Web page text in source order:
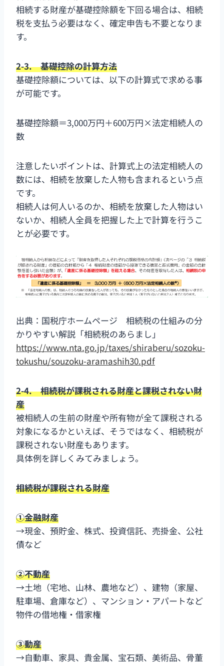
相続する財産が基礎控除額を下回る場合は、相続
税を支払う必要はなく、確定申告も不要となりま
す。
2-3. 基礎控除の計算方法
基礎控除額については、以下の計算式で求める事
が可能です。
基礎控除額＝3,000万円＋600万円×法定相続人の
数
注意したいポイントは、計算式上の法定相続人の
数には、相続を放棄した人物も含まれるという点
です。
相続人は何人いるのか、相続を放棄した人物はい
ないか、相続人全員を把握した上で計算を行うこ
とが必要です。
出典：国税庁ホームページ 相続税の仕組みの分
かりやすい解説「相続税のあらまし」
https://www.nta.go.jp/taxes/shiraberu/sozoku-
tokushu/souzoku-aramashih30.pdf
2-4. 相続税が課税される財産と課税されない財
産
被相続人の生前の財産や所有物が全て課税される
対象になるかといえば、そうではなく、相続税が
課税されない財産もあります。
具体例を詳しくみてみましょう。
相続税が課税される財産
①金融財産
→現金、預貯金、株式、投資信託、売掛金、公社
債など
②不動産
→土地（宅地、山林、農地など）、建物（家屋、
駐車場、倉庫など）、マンション・アパートなど
物件の借地権・借家権
③動産
→自動車、家具、貴金属、宝石類、美術品、骨董